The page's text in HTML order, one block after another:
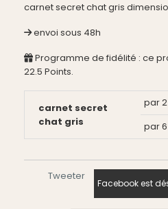
carnet secret chat gris
envoi sous 48h
Programme de fidélité : ce
22.5 Points.
carnet secret
chat gris
par
par
Tweeter
Facebook est